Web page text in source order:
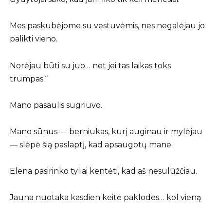
Mes paskubėjome su vestuvėmis, nes negalėjau jo
palikti vieno.
Norėjau būti su juo… net jei tas laikas toks
trumpas.“
Mano pasaulis sugriuvo.
Mano sūnus — berniukas, kurį auginau ir mylėjau
— slėpė šią paslaptį, kad apsaugotų mane.
Elena pasirinko tyliai kentėti, kad aš nesulūžčiau.
Jauna nuotaka kasdien keitė paklodes… kol vieną